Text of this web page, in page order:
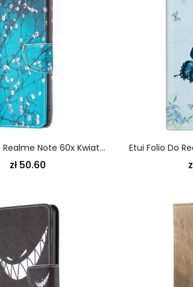
Etui Folio Do Realme Note 60x Kwiaty Śliwy
zł 50.60